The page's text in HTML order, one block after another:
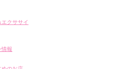
クササイ
情報